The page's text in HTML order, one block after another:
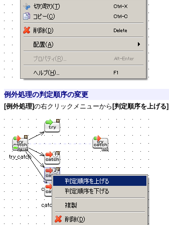
例外処理の判定順序の変更
[例外処理]の右クリックメニューから [判定順序を上げる]